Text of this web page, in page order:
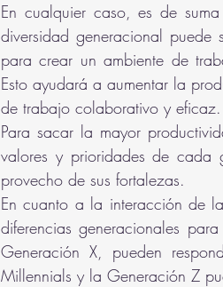
En cualquier caso, es de
diversidad generacional
para crear un ambiente de
Esto ayudará a aumentar la
de trabajo colaborativo y eficaz.
Para sacar la mayor
valores y prioridades de cada
provecho de sus fortalezas.
En cuanto a la interacción de
diferencias generacionales
Generación X, pueden
Millennials y la Generación Z